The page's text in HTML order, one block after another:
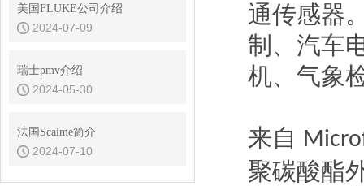
美国FLUKE公司介绍
2024-07-09
瑞士pmv介绍
2024-05-30
法国Scaime简介
2024-07-10
通传感器
制、汽车
机、气象
来自
聚碳酸酯